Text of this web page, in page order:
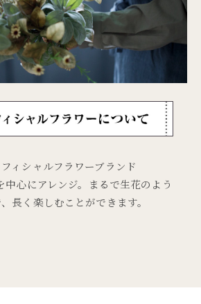
ィシャルフラワーブランド
中心にアレンジ。まるで生花のよう
長く楽しむことができます。